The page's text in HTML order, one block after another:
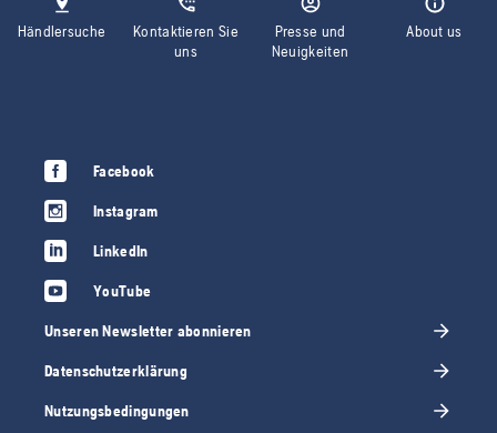
Händlersuche
Kontaktieren Sie
uns
Presse und
Neuigkeiten
About us
Facebook
Instagram
LinkedIn
YouTube
Unseren Newsletter abonnieren
Datenschutzerklärung
Nutzungsbedingungen